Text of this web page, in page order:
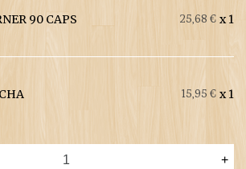
90 CAPS 25,68 € x 1
15,95 € x 1
+